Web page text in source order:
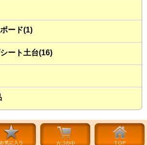
ード(1)
ート土台(16)